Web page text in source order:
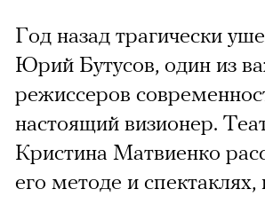
Год назад трагически
Юрий Бутусов, один из
режиссеров
настоящий визионер.
Кристина Матвиенко
его методе и